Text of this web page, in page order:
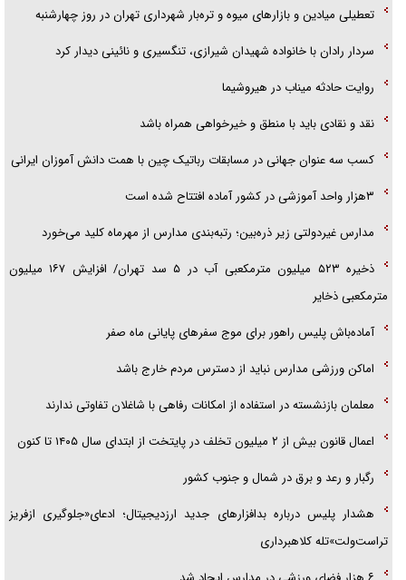
آیا مقاومت فلسطین خلع‌سلاح می‌شود؟
تعطیلی میادین و بازارهای میوه و تره‌بار شهرداری تهران در روز چهارشنبه
سردار رادان با خانواده‌ شهیدان شیرازی، تنگسیری و نائینی دیدار کرد
روایت حادثه میناب در هیروشیما
نقد و نقادی باید با منطق و خیرخواهی همراه باشد
کسب سه عنوان جهانی در مسابقات رباتیک چین با همت دانش آموزان ایرانی
۳هزار واحد آموزشی در کشور آماده افتتاح شده است
مدارس غیردولتی زیر ذره‌بین؛ رتبه‌بندی مدارس از مهرماه کلید می‌خورد
ذخیره ۵۲۳ میلیون مترمکعبی آب در ۵ سد تهران/ افزایش ۱۶۷ میلیون
مترمکعبی ذخایر
آماده‌باش پلیس راهور برای موج سفرهای پایانی ماه صفر
اماکن ورزشی مدارس نباید از دسترس مردم خارج باشد
معلمان بازنشسته در استفاده از امکانات رفاهی با شاغلان تفاوتی ندارند
اعمال قانون بیش از ۲ میلیون تخلف در پایتخت از ابتدای سال ۱۴۰۵ تا کنون
رگبار و رعد و برق در شمال و جنوب کشور
هشدار پلیس درباره بدافزارهای جدید ارزدیجیتال؛ ادعای«جلوگیری ازفریز
تراست‌ولت»تله کلاهبرداری